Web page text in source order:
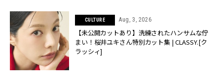
CULTURE Aug, 3, 2026
【未公開カットあり】洗練されたハンサムな佇
まい！桜井ユキさん特別カット集 | CLASSY.[ク
ラッシィ]